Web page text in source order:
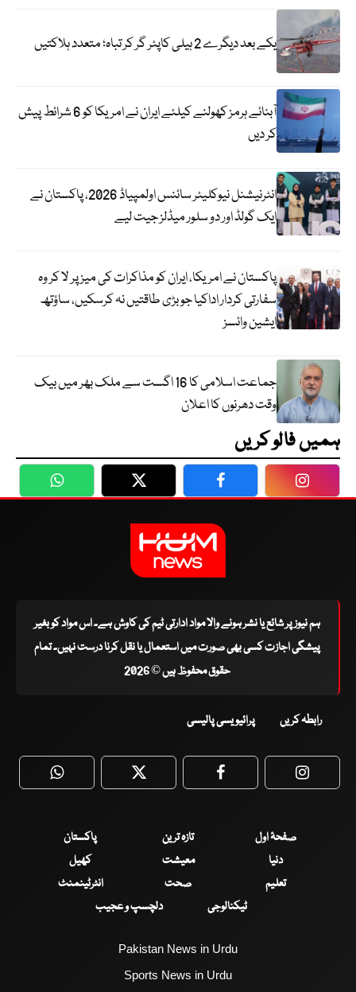
یکے بعد دیگرے 2 ہیلی کاپٹر گر کر تباہ؛ متعدد ہلاکتیں
آبنائے ہرمز کھولنے کیلئے ایران نے امریکا کو 6 شرائط پیش
کر دیں
انٹرنیشنل نیوکلیئر سائنس اولمپیاڈ 2026، پاکستان نے
ایک گولڈ اور دو سلور میڈلز جیت لیے
پاکستان نے امریکا، ایران کو مذاکرات کی میز پر لا کر وہ
سفارتی کردار اداکیا جو بڑی طاقتیں نہ کرسکیں، ساؤتھ
ایشین وائسز
جماعت اسلامی کا 16 اگست سے ملک بھر میں بیک
وقت دھرنوں کا اعلان
ہمیں فالو کریں
WhatsApp Twitter Facebook
ہم نیوز پر شائع یا نشر ہونے والا مواد ادارتی ٹیم کی کاوش ہے۔ اس مواد کو بغیر
پیشگی اجازت کسی بھی صورت میں استعمال یا نقل کرنا درست نہیں۔ تمام
حقوق محفوظ ہیں © 2026
رابطہ کریں پرائیویسی پالیسی
WhatsApp Twitter Facebook
صفحۂ اول تازہ ترین
پاکستان
دنیا
معیشت
کھیل
تعلیم
صحت
انٹرٹینمنٹ
ٹیکنالوجی
دلچسپ و عجیب
Pakistan News in Urdu
Sports News in Urdu